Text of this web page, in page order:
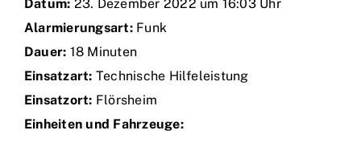
Technik
Datum: 23. Dezember 2022 um 16:03 Uhr
Alarmierungsart:Funk
Dauer: 18 Minuten
Einsatzart: Technische Hilfeleistung
Einsatzort: Flörsheim
Einheiten und Fahrzeuge: